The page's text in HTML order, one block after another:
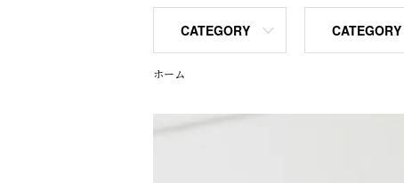
CATEGORY CATEGORY
ホーム